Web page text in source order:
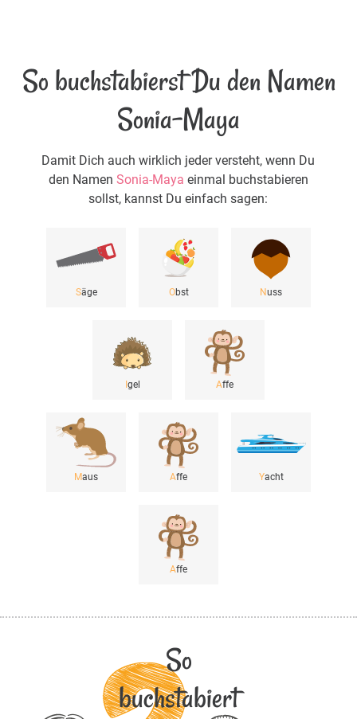
So buchstabierst Du den Namen
Sonia-Maya
Damit Dich auch wirklich jeder versteht, wenn Du
den Namen Sonia-Maya einmal buchstabieren
sollst, kannst Du einfach sagen:
Säge Obst Nuss
gel Affe
Maus Affe Yacht
Affe
So
buchstabiert